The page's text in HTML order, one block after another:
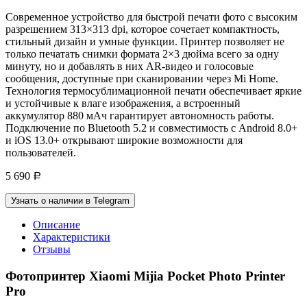
Современное устройство для быстрой печати фото с высоким
разрешением 313×313 dpi, которое сочетает компактность,
стильный дизайн и умные функции. Принтер позволяет не
только печатать снимки формата 2×3 дюйма всего за одну
минуту, но и добавлять в них AR-видео и голосовые
сообщения, доступные при сканировании через Mi Home.
Технология термосублимационной печати обеспечивает яркие
и устойчивые к влаге изображения, а встроенный
аккумулятор 880 мАч гарантирует автономность работы.
Подключение по Bluetooth 5.2 и совместимость с Android 8.0+
и iOS 13.0+ открывают широкие возможности для
пользователей.
5 690 Р
Узнать о наличии в Telegram
Описание
Характеристики
Отзывы
Фотопринтер Xiaomi Mijia Pocket Photo Printer
Pro